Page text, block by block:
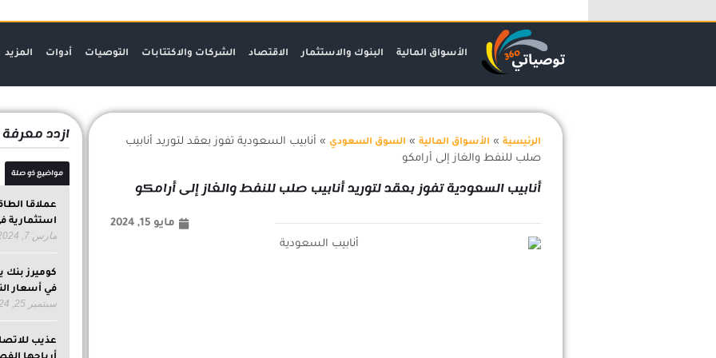
إلى
الأسواق المالية البنوك والاستثمار الاقتصاد الشركات والاكتتابات التوصيات أدوات المزيد
الرئيسية » الأسواق المالية » السوق السعودي » أنابيب السعودية تفوز بعقد لتوريد أنابيب
صلب للنفط والغاز إلى أرامكو
أنابيب السعودية تفوز بعقد لتوريد أنابيب صلب للنفط والغاز إلى أرامكو
مايو 15, 2024
ازدد معرفة
مواضيع ذو صلة
عملاقا
استثمارية
مارس 7, 2024
كوميرز بنك
في أسعار
سبتمبر 25, 2024